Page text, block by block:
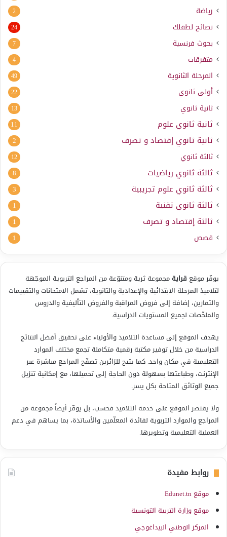
رياضة 2
نصائح لطفلك 24
بحوث فرنسية 7
متفرقات 4
المرحلة الثانوية 49
أولى ثانوي 22
ثانية ثانوي 13
ثانية ثانوي علوم 11
ثانية ثانوي إقتصاد و تصرف 2
ثالثة ثانوي 12
ثالثة ثانوي رياضيات 8
ثالثة ثانوي علوم تجريبية 3
ثالثة ثانوي تقنية 1
ثالثة إقتصاد و تصرف 1
قصص 1
يوفّر موقع قرايةمجموعة ثرية ومتنوّعة من المراجع التربوية الموجّهة
لتلاميذ المرحلة الابتدائية والإعدادية والثانوية، تشمل الامتحانات والتقييمات
والتمارين، إضافة إلى فروض المراقبة والفروض التأليفية والدروس
والملخّصات لجميع المستويات الدراسية.
يهدف الموقع إلى مساعدة التلاميذ والأولياء على تحقيق أفضل النتائج
الدراسية من خلال توفير مكتبة رقمية متكاملة تجمع مختلف الموارد
التعليمية في مكان واحد. كما يتيح للزائرين تصفّح المراجع مباشرة عبر
الإنترنت، وطباعتها بسهولة دون الحاجة إلى تحميلها، مع إمكانية تنزيل
جميع الوثائق المتاحة بكل يسر.
ولا يقتصر الموقع على خدمة التلاميذ فحسب، بل يوفّر أيضاً مجموعة من
المراجع والموارد التربوية لفائدة المعلّمين والأساتذة، بما يساهم في دعم
العملية التعليمية وتطويرها.
روابط مفيدة
موقع Edunet.tn
موقع وزارة التربية التونسية
المركز الوطني البيداغوجي